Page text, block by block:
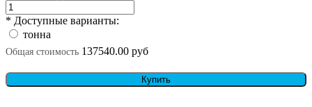
* Доступные варианты:
тонна
Общая стоимость 137540.00 руб
Купить